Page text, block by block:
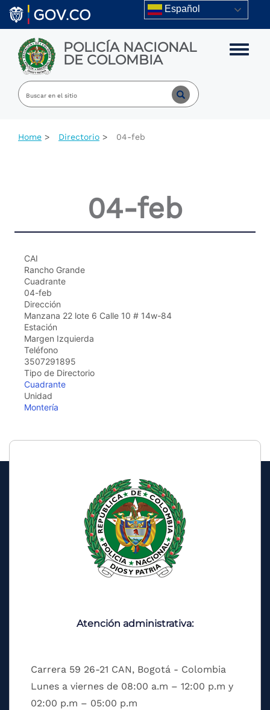
Skip to main content Español
POLICÍA NACIONAL
DE COLOMBIA Toggle
Home Directorio 04-feb
04-feb
CAI
Rancho Grande
Cuadrante
04-feb
Dirección
Manzana 22 lote 6 Calle 10 # 14w-84
Estación
Margen Izquierda
Teléfono
3507291895
Tipo de Directorio
Cuadrante
Unidad
Montería
Atención administrativa:
Carrera 59 26-21 CAN, Bogotá - Colombia
Lunes a viernes de 08:00 a.m – 12:00 p.m y
02:00 p.m – 05:00 p.m